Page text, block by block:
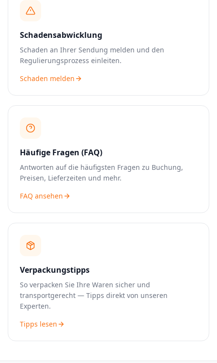
Schadensabwicklung
Schaden an Ihrer Sendung melden und den
Regulierungsprozess einleiten.
Schaden melden
Häufige Fragen (FAQ)
Antworten auf die häufigsten Fragen zu Buchung,
Preisen, Lieferzeiten und mehr.
FAQ ansehen
Verpackungstipps
So verpacken Sie Ihre Waren sicher und
transportgerecht — Tipps direkt von unseren
Experten.
Tipps lesen